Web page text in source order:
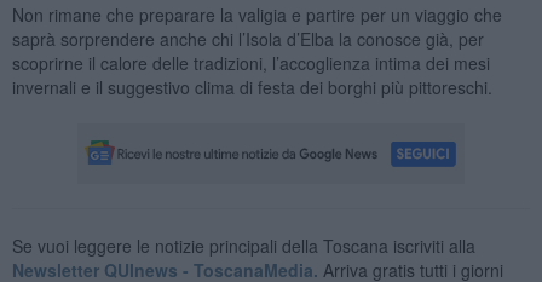
Non rimane che preparare la valigia e partire per un viaggio che
saprà sorprendere anche chi l’Isola d’Elba la conosce già, per
scoprirne il calore delle tradizioni, l’accoglienza intima dei mesi
invernali e il suggestivo clima di festa dei borghi più pittoreschi.
Se vuoi leggere le notizie principali della Toscana iscriviti alla
Newsletter QUInews - ToscanaMedia. Arriva gratis tutti i giorni